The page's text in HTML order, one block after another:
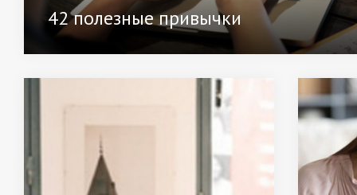
42 полезные привычки